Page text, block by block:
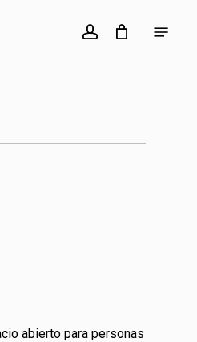
account
abierto para personas